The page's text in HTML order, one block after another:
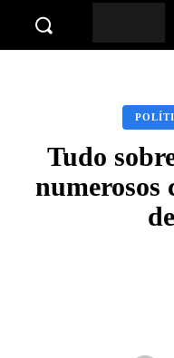
Tudo
numerosos